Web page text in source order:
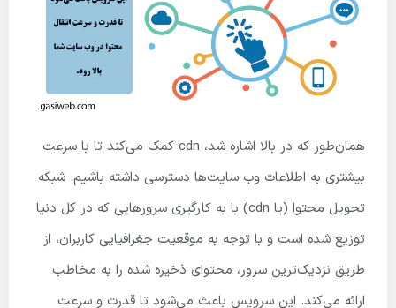
همان‌طور که در بالا اشاره شد، cdn کمک می‌کند تا با سرعت
بیشتری به اطلاعات وب سایت‌ها دسترسی داشته باشیم. شبکه
تحویل محتوا (یا cdn) با به کارگیری سرورهایی که در کل دنیا
توزیع شده است و با توجه به موقعیت جغرافیایی کاربران، از
طریق نزدیک‌ترین سرور، محتوای ذخیره شده را به مخاطب
ارائه می‌کند. این سرویس باعث می‌شود تا قدرت و سرعت